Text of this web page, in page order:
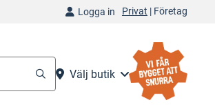
Logga in Privat | Företag
Välj butik